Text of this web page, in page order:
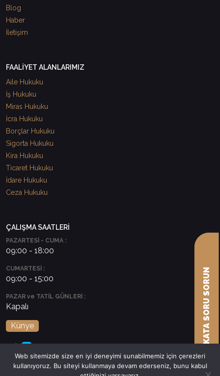
Blog
Haber
İletişim
FAALİYET ALANLARIMIZ
Aile Hukuku
İş Hukuku
Miras Hukuku
İcra Hukuku
Borçlar Hukuku
Sigorta Hukuku
Kira Hukuku
Ticaret Hukuku
İdare Hukuku
Ceza Hukuku
ÇALIŞMA SAATLERİ
PAZARTESİ - CUMA :
09:00 - 18:00
CUMARTESİ :
09:00 - 15:00
PAZAR ve TATİL GÜNLERİ :
Kapalı
Künye
Web sitemizde size en iyi deneyimi sunabilmemiz için çerezleri
kullanıyoruz. Bu siteyi kullanmaya devam ederseniz, bunu kabul
AVUKATA SORU SORUN